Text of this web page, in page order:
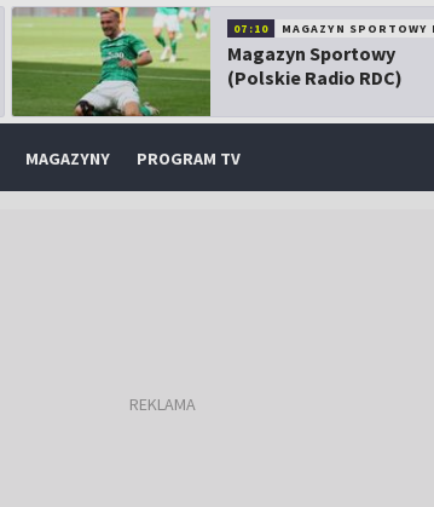
07:10 MAGAZYN SPORTOWY
Magazyn Sportowy
(Polskie Radio RDC)
MAGAZYNY PROGRAM TV